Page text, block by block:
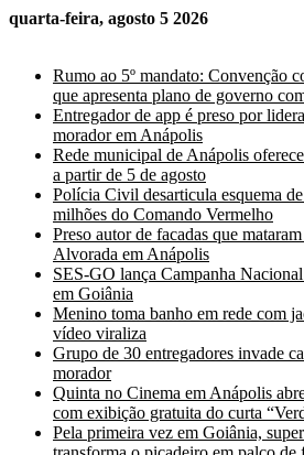
quarta-feira, agosto 5 2026
Rumo ao 5º mandato: Convenção
que apresenta plano de governo
Entregador de app é preso por
morador em Anápolis
Rede municipal de Anápolis
a partir de 5 de agosto
Polícia Civil desarticula esquema
milhões do Comando Vermelho
Preso autor de facadas que
Alvorada em Anápolis
SES-GO lança Campanha
em Goiânia
Menino toma banho em rede com
vídeo viraliza
Grupo de 30 entregadores invade
morador
Quinta no Cinema em Anápolis
com exibição gratuita do curta
Pela primeira vez em Goiânia,